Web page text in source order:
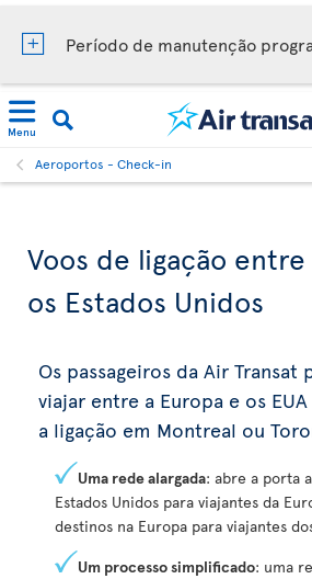
Período de manutenção
Menu
Aeroportos - Check-in
Voos de ligação
os Estados Unidos
Os passageiros da Air Transat
viajar entre a Europa e os
a ligação em Montreal ou
Uma rede alargada: abre a porta
Estados Unidos para viajantes da
destinos na Europa para viajantes
Um processo simplificado: uma